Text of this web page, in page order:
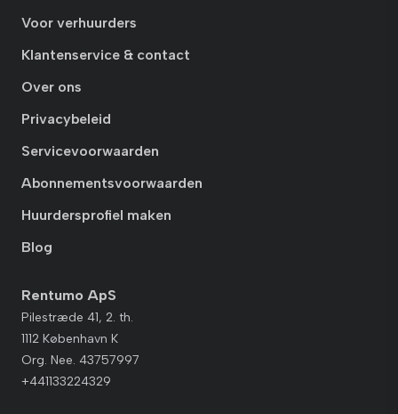
Voor verhuurders
Klantenservice & contact
Over ons
Privacybeleid
Servicevoorwaarden
Abonnementsvoorwaarden
Huurdersprofiel maken
Blog
Rentumo ApS
Pilestræde 41, 2. th.
1112 København K
Org. Nee. 43757997
+441133224329